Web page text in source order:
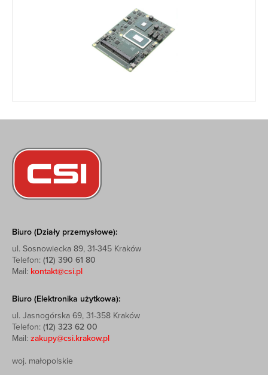
Biuro (Działy przemysłowe):
ul. Sosnowiecka 89, 31-345 Kraków
Telefon: (12) 390 61 80
Mail: kontakt@csi.pl
Biuro (Elektronika użytkowa):
ul. Jasnogórska 69, 31-358 Kraków
Telefon: (12) 323 62 00
Mail: zakupy@csi.krakow.pl
woj. małopolskie